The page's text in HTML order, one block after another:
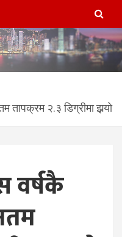
अनलाईन
com
तापक्रम २.३ डिग्रीमा झर्‍यो
वर्षकै